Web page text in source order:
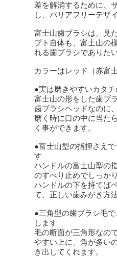
差を解消するために、
し、バリアフリーデザ
富士山歯ブラシは、見
プト自体も、富士山の
れる歯ブラシでありた
カラーはレッド（赤富
●実は磨きやすいカタ
富士山の形をした歯ブ
歯ブラシヘッドなのに
磨く時に口の中に当た
く事ができます。
●富士山型の指押さえ
す
ハンドルの富士山型の
のすべり止めでしっか
ハンドルの下を持てば
て、正しい歯みがき方
●三角型の歯ブラシ毛
します
毛の断面が三角形なの
やすい上に、角が多い
き出してくれます。